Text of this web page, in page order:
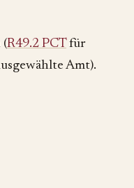
(R49.2 PCTfür
Amt).